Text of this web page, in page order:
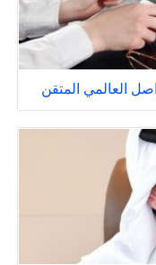
العالمي المتقن